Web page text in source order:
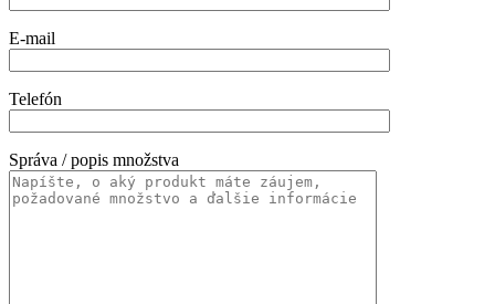
E-mail
Telefón
Správa / popis množstva